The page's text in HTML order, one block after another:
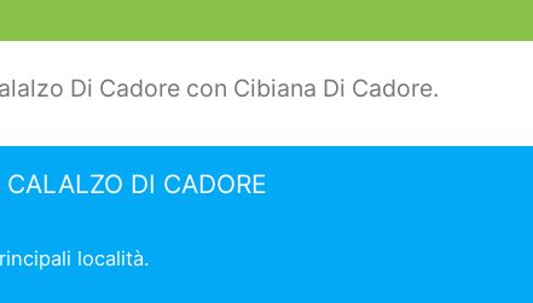
Di Cadore con Cibiana Di Cadore.
DI CADORE
località.